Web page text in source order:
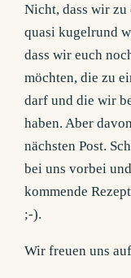
Nicht, dass wir zu
quasi kugelrund
dass wir euch
möchten, die zu
darf und die wir
haben. Aber
nächsten Post.
bei uns vorbei
kommende
;-).
Wir freuen uns